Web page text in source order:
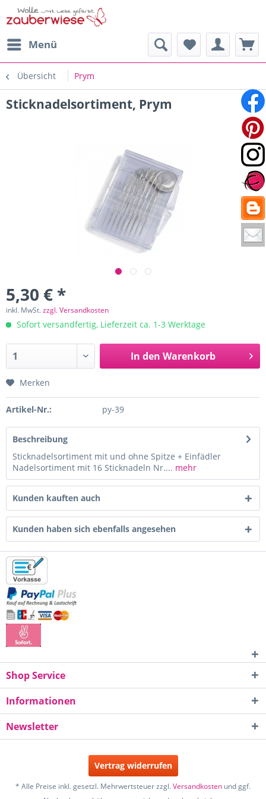
Menü
Übersicht Prym
Sticknadelsortiment, Prym
5,30 € *
inkl. MwSt.zzgl. Versandkosten
Sofort versandfertig, Lieferzeit ca. 1-3 Werktage
In den Warenkorb
Merken
Artikel-Nr.: py-39
Beschreibung
Sticknadelsortiment mit und ohne Spitze + Einfädler
Nadelsortiment mit 16 Sticknadeln Nr.... mehr
Kunden kauften auch
Kunden haben sich ebenfalls angesehen
Shop Service
Informationen
Newsletter
Vertrag widerrufen
* Alle Preise inkl. gesetzl. Mehrwertsteuer zzgl.Versandkosten und ggf.